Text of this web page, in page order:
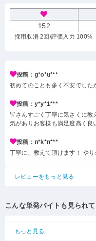
152
採用取消 2回 /評価入力 100%
投稿：g*o*u***
初めてのことも多く不安でし
投稿：y*y*1***
皆さんすごく丁寧に気さくに
気がありお客様も満足度高く良
投稿：n*k*n***
丁寧に、教えて頂けます！
レビューをもっと見る
こんな単発バイトも見られ
もっと見る